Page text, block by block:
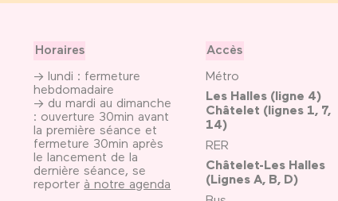
Horaires
→ lundi : fermeture
hebdomadaire
→ du mardi au dimanche
: ouverture 30min avant
la première séance et
fermeture 30min après
le lancement de la
dernière séance, se
reporter à notre agenda
Accès
Métro
Les Halles (ligne 4)
Châtelet (lignes 1, 7,
14)
RER
Châtelet-Les Halles
(Lignes A, B, D)